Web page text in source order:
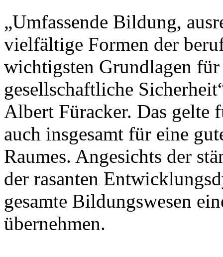
„Umfassende Bildung,
vielfältige Formen der
wichtigsten Grundlagen
gesellschaftliche
Albert Füracker. Das gelte
auch insgesamt für eine
Raumes. Angesichts der
der rasanten
gesamte Bildungswesen
übernehmen.